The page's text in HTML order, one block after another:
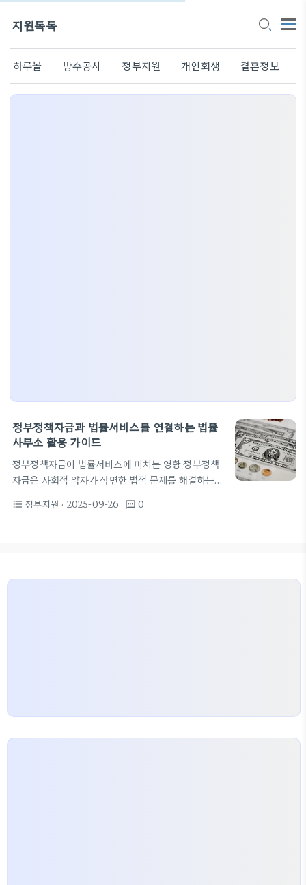
지원톡톡
하루몰 방수공사 정부지원 개인회생 결혼정보
정부정책자금과 법률서비스를 연결하는 법률
사무소 활용 가이드
정부정책자금이 법률서비스에 미치는 영향 정부정책
자금은 사회적 약자가 직면한 법적 문제를 해결하는
접근을 용이하게 만드는 제도적 도구다. 이 자금은 법
률서비스의 초기 상담에서부터 계약서 작성, 소송 제
format_list_bulleted 정부지원 · 2025-09-26 textsms 0